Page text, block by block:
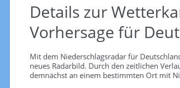
Details zur
Vorhersage für
Mit dem Niederschlagsradar für
neues Radarbild. Durch den zeitlichen
demnächst an einem bestimmten Ort mit